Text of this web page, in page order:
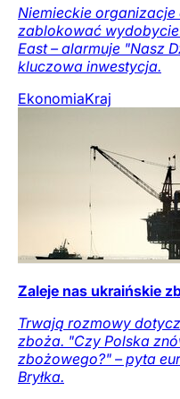
Niemieckie
zablokować wydobycie
East – alarmuje "Nasz
kluczowa inwestycja.
EkonomiaKraj
Zaleje nas ukraińskie
Trwają rozmowy
zboża. "Czy Polska
zbożowego?" – pyta
Bryłka.